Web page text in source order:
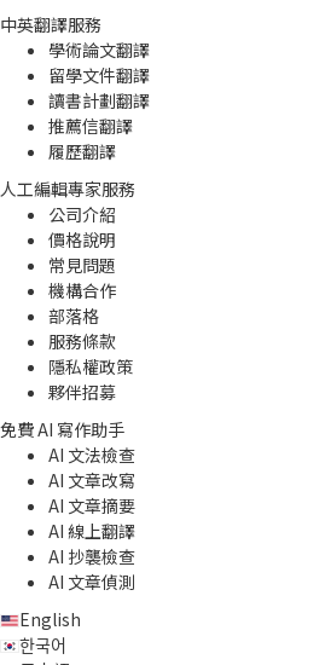
中英翻譯服務
學術論文翻譯
留學文件翻譯
讀書計劃翻譯
推薦信翻譯
履歷翻譯
人工編輯專家服務
公司介紹
價格說明
常見問題
機構合作
部落格
服務條款
隱私權政策
夥伴招募
免費 AI 寫作助手
AI 文法檢查
AI 文章改寫
AI 文章摘要
AI 線上翻譯
AI 抄襲檢查
AI 文章偵測
English
한국어